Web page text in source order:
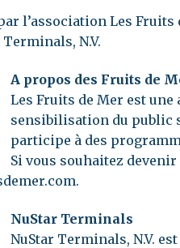
l’association Les
N.V.
A propos des Fruits de
Les Fruits de Mer est
sensibilisation du public
participe à des
Si vous souhaitez
NuStar Terminals
NuStar Terminals, N.V.